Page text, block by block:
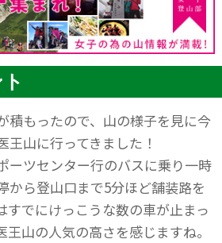
積もったので、山の様子を見に今
王山に行ってきました！
ーツセンター行のバスに乗り一時
から登山口まで5分ほど舗装路を
すでにけっこうな数の車が止まっ
山の人気の高さを感じますね。